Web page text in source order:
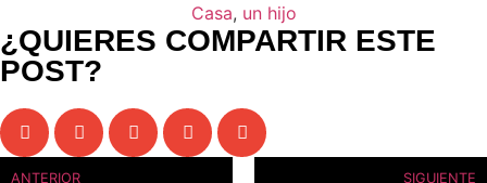
Casa, un hijo
¿QUIERES COMPARTIR ESTE
POST?
ANTERIOR SIGUIENTE